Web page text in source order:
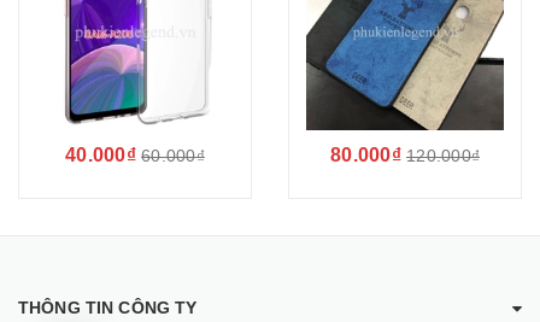
40.000₫ 60.000₫ 80.000₫ 120.000₫
THÔNG TIN CÔNG TY